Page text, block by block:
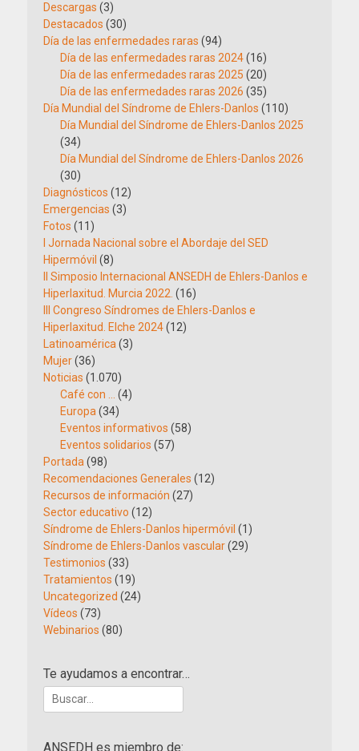
Descargas (3)
Destacados (30)
Día de las enfermedades raras (94)
Día de las enfermedades raras 2024(16)
Día de las enfermedades raras 2025 (20)
Día de las enfermedades raras 2026 (35)
Día Mundial del Síndrome de Ehlers-Danlos (110)
Día Mundial del Síndrome de Ehlers-Danlos 2025
(34)
Día Mundial del Síndrome de Ehlers-Danlos 2026
(30)
Diagnósticos (12)
Emergencias (3)
Fotos (11)
I Jornada Nacional sobre el Abordaje del SED
Hipermóvil (8)
II Simposio Internacional ANSEDH de Ehlers-Danlos e
Hiperlaxitud. Murcia 2022. (16)
III Congreso Síndromes de Ehlers-Danlos e
Hiperlaxitud. Elche 2024(12)
Latinoamérica (3)
Mujer(36)
Noticias (1.070)
Café con …
(4)
Europa (34)
Eventos informativos (58)
Eventos solidarios (57)
Portada (98)
Recomendaciones Generales (12)
Recursos de información (27)
Sector educativo (12)
Síndrome de Ehlers-Danlos hipermóvil (1)
Síndrome de Ehlers-Danlos vascular(29)
Testimonios (33)
Tratamientos (19)
Uncategorized (24)
Vídeos (73)
Webinarios (80)
Te ayudamos a encontrar…
Buscar:
ANSEDH es miembro de: